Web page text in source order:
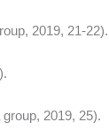
2019, 21-22).
2019, 25).